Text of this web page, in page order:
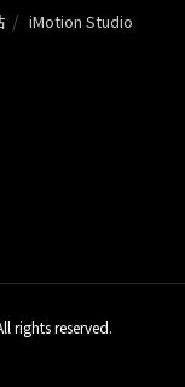
iMotion Studio
rights reserved.